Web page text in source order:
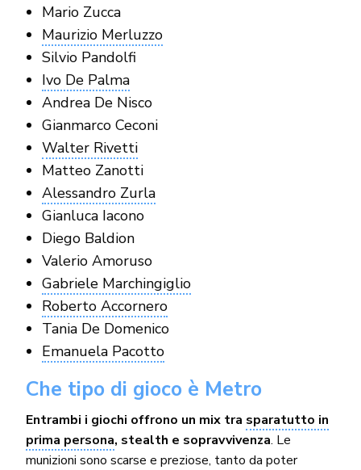
Mario Zucca
Maurizio Merluzzo
Silvio Pandolfi
Ivo De Palma
Andrea De Nisco
Gianmarco Ceconi
Walter Rivetti
Matteo Zanotti
Alessandro Zurla
Gianluca Iacono
Diego Baldion
Valerio Amoruso
Gabriele Marchingiglio
Roberto Accornero
Tania De Domenico
Emanuela Pacotto
Che tipo di gioco è Metro
Entrambi i giochi offrono un mix tra sparatutto in
prima persona, stealth e sopravvivenza. Le
munizioni sono scarse e preziose, tanto da poter